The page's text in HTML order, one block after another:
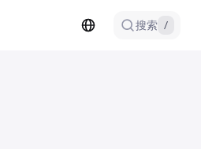
搜索 /